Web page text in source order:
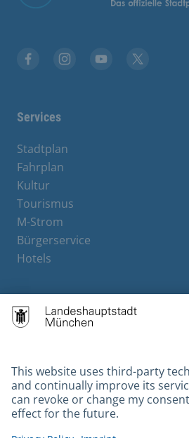
Services
Stadtplan
Fahrplan
Kultur
Tourismus
M-Strom
Bürgerservice
Hotels
Contact
Gebärdensprache
Datenschutz
Kontakt